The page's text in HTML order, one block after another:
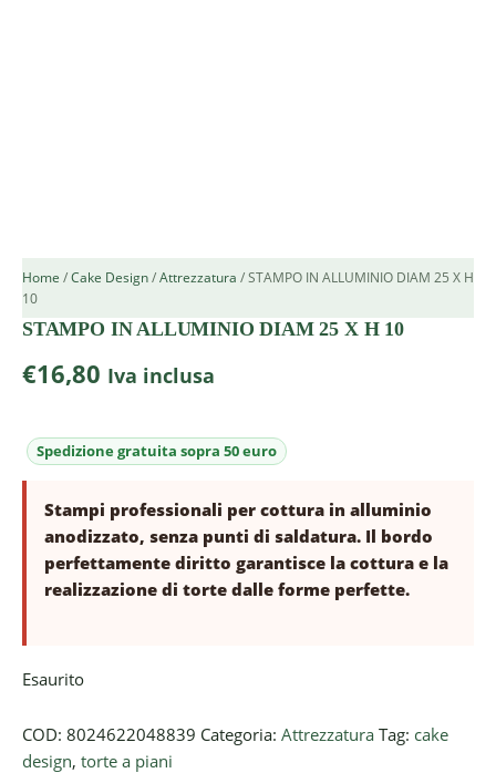
Home /Cake Design/Attrezzatura / STAMPO IN ALLUMINIO DIAM 25 X H
10
STAMPO IN ALLUMINIO DIAM 25 X H 10
€16,80 Iva inclusa
Stampi professionali per cottura in alluminio
anodizzato, senza punti di saldatura. Il bordo
perfettamente diritto garantisce la cottura e la
realizzazione di torte dalle forme perfette.
Esaurito
COD: 8024622048839 Categoria: Attrezzatura Tag: cake
design, torte a piani